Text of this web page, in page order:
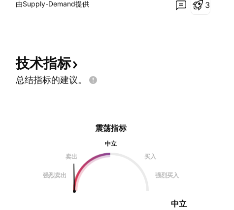
围的80% 点击下面的链接，查看之前的分析。
由Supply-Demand提供 3
技术指标
总结指标的建议。
震荡指标
中立
卖出
买入
强烈卖出 强烈买入
中立